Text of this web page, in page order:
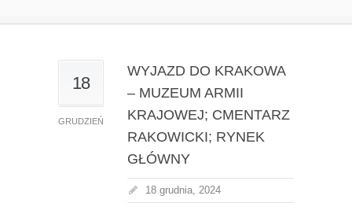
18
GRUDZIEŃ
WYJAZD DO KRAKOWA
– MUZEUM ARMII
KRAJOWEJ; CMENTARZ
RAKOWICKI; RYNEK
GŁÓWNY
18 grudnia, 2024